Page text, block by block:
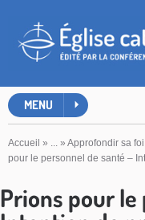
MENU
Accueil » ... » Approfondir sa foi
pour le personnel de santé –
Prions pour le